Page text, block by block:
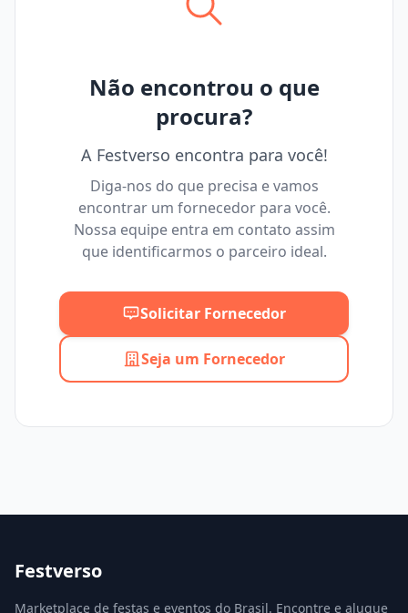
Máximo
Não encontrou o que
procura?
A Festverso encontra para você!
Diga-nos do que precisa e vamos
encontrar um fornecedor para você.
Nossa equipe entra em contato assim
que identificarmos o parceiro ideal.
Solicitar Fornecedor
Seja um Fornecedor
Festverso
Marketplace de festas e eventos do Brasil. Encontre e alugue